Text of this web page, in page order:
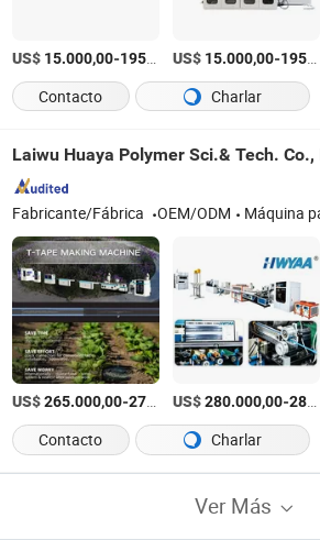
US$ 15.000,00-195.000,00 /Set
US$ 15.000,00-195.000,00
Contacto Charlar
Laiwu Huaya Polymer Sci.& Tech. Co.,
Fabricante/Fábrica OEM/ODM Máquina para la fabricación de tuberías de riego por goteo, máquina de
US$265.000,00-270.000,00 /Set
US$280.000,00-285.000,00
Contacto Charlar
Ver Más